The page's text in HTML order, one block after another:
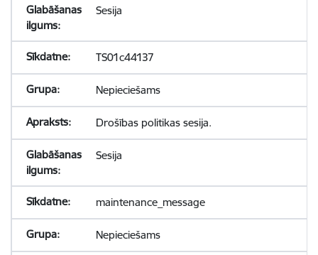
Sesija
TS01c44137
Nepieciešams
Drošības politikas sesija.
Sesija
maintenance_message
Nepieciešams